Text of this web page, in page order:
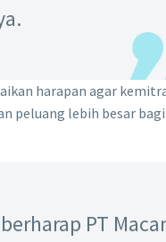
harapan agar
peluang lebih besar
PT